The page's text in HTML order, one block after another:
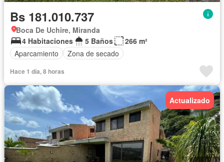
Bs 181.010.737
Boca De Uchire, Miranda
4 Habitaciones
5 Baños
266 m²
Aparcamiento
Zona de secado
Hace 1 día, 8 horas
Actualizado